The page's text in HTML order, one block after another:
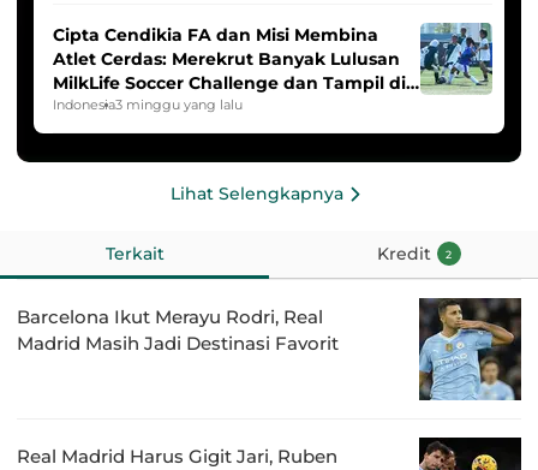
Cipta Cendikia FA dan Misi Membina
Atlet Cerdas: Merekrut Banyak Lulusan
MilkLife Soccer Challenge dan Tampil di
HYDROPLUS Soccer League
Indonesia3 minggu yang lalu
Lihat Selengkapnya
Terkait Kredit 2
Barcelona Ikut Merayu Rodri, Real
Madrid Masih Jadi Destinasi Favorit
Real Madrid Harus Gigit Jari, Ruben